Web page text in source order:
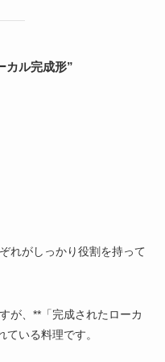
カル完成形”
れがしっかり役割を持って
が、**「完成されたローカ
いる料理です。